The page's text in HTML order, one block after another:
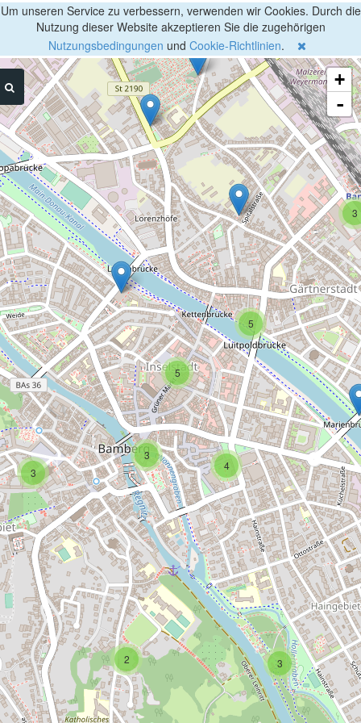
Um unseren Service zu verbessern, verwenden wir Cookies. Durch die
Nutzung dieser Website akzeptieren Sie die zugehörigen
Nutzungsbedingungen und Cookie-Richtlinien.
3
2 3
5
5
4
3
3
+
-